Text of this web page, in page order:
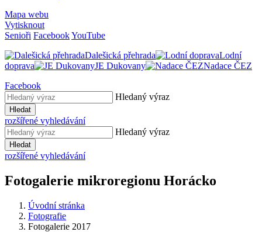
Mapa webu
Vytisknout
Senioři FacebookYouTube
Dalešická přehrada
Lodní
doprava
JE Dukovany
Nadace ČEZ
Facebook
Hledaný výraz
Hledat
rozšířené vyhledávání
Hledaný výraz
Hledat
rozšířené vyhledávání
Fotogalerie mikroregionu Horácko
Úvodní stránka
Fotografie
Fotogalerie 2017